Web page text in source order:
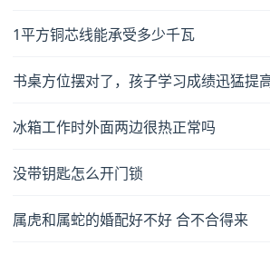
1平方铜芯线能承受多少千瓦
书桌方位摆对了，孩子学习成绩迅猛提
冰箱工作时外面两边很热正常吗
没带钥匙怎么开门锁
属虎和属蛇的婚配好不好 合不合得来